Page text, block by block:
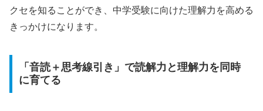
クセを知ることができ、中学受験に向けた理解力を高める
きっかけになります。
「音読＋思考線引き」で読解力と理解力を同時
に育てる